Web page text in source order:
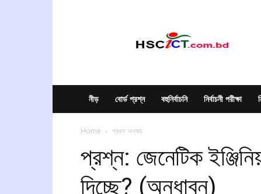
নীড় বোর্ড প্রশ্ন বহুনির্বাচনি নির্বাচনী পরীক্ষা
Home প্রথম অধ্যায়
প্রশ্ন: জেনেটিক
দিচ্ছে? (অনুধাবন)